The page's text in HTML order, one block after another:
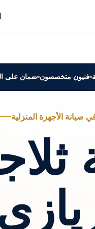
فنيون متخصصون ضمان على
صيانة الأجهزة المنزلية